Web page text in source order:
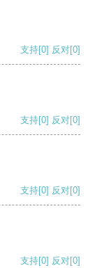
支持[0] 反对[0]
支持[0] 反对[0]
支持[0] 反对[0]
支持[0] 反对[0]